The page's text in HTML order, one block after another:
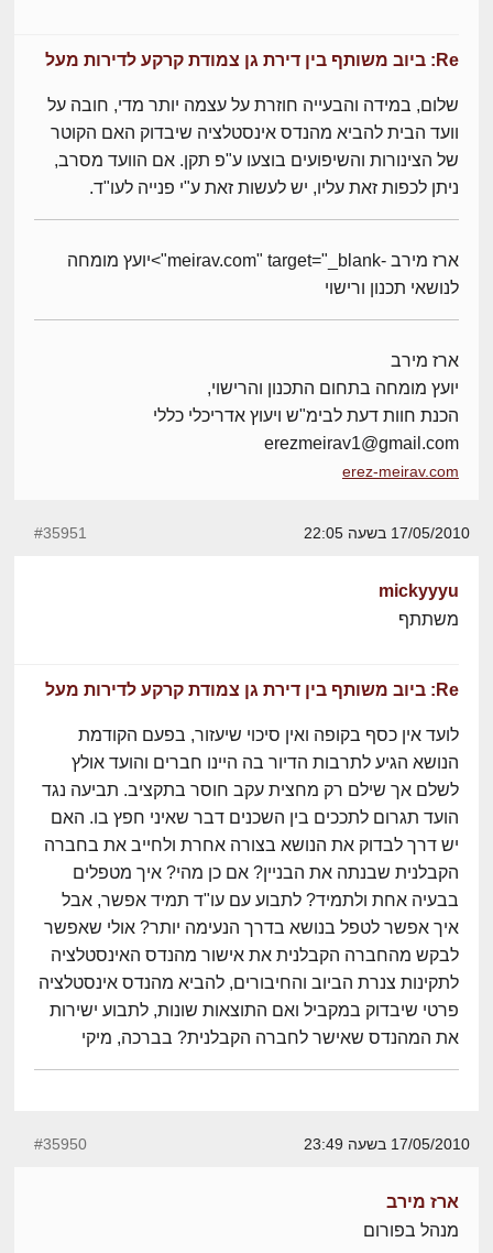
Re: ביוב משותף בין דירת גן צמודת קרקע לדירות מעל
שלום, במידה והבעייה חוזרת על עצמה יותר מדי, חובה על
וועד הבית להביא מהנדס אינסטלציה שיבדוק האם הקוטר
של הצינורות והשיפועים בוצעו ע"פ תקן. אם הוועד מסרב,
ניתן לכפות זאת עליו, יש לעשות זאת ע"י פנייה לעו"ד.
ארז מירב -meirav.com" target="_blank">יועץ מומחה
לנושאי תכנון ורישוי
ארז מירב
יועץ מומחה בתחום התכנון והרישוי,
הכנת חוות דעת לבימ"ש ויעוץ אדריכלי כללי
erezmeirav1@gmail.com
erez-meirav.com
17/05/2010 בשעה 22:05 #35951
mickyyyu
משתתף
Re: ביוב משותף בין דירת גן צמודת קרקע לדירות מעל
לועד אין כסף בקופה ואין סיכוי שיעזור, בפעם הקודמת
הנושא הגיע לתרבות הדיור בה היינו חברים והועד אולץ
לשלם אך שילם רק מחצית עקב חוסר בתקציב. תביעה נגד
הועד תגרום לתככים בין השכנים דבר שאיני חפץ בו. האם
יש דרך לבדוק את הנושא בצורה אחרת ולחייב את בחברה
הקבלנית שבנתה את הבניין? אם כן מהי? איך מטפלים
בבעיה אחת ולתמיד? לתבוע עם עו"ד תמיד אפשר, אבל
איך אפשר לטפל בנושא בדרך הנעימה יותר? אולי שאפשר
לבקש מהחברה הקבלנית את אישור מהנדס האינסטלציה
לתקינות צנרת הביוב והחיבורים, להביא מהנדס אינסטלציה
פרטי שיבדוק במקביל ואם התוצאות שונות, לתבוע ישירות
את המהנדס שאישר לחברה הקבלנית? בברכה, מיקי
17/05/2010 בשעה 23:49 #35950
ארז מירב
מנהל בפורום